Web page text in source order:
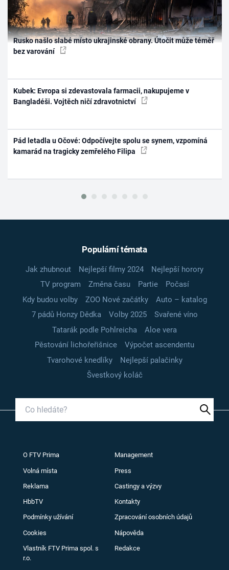
Rusko našlo slabé místo ukrajinské obrany. Útočit může téměř
bez varování
Kubek: Evropa si zdevastovala farmacii, nakupujeme v
Bangladéši. Vojtěch ničí zdravotnictví
Pád letadla u Očové: Odpočívejte spolu se synem, vzpomíná
kamarád na tragicky zemřelého Filipa
Populární témata
Jak zhubnout Nejlepší filmy 2024
Nejlepší horory
TV program
Změna času Partie
Počasí
Kdy budou volby
ZOO Nové začátky
Auto – katalog
7 pádů Honzy Dědka
Volby 2025
Svařené víno
Tatarák podle Pohlreicha
Aloe vera
Pěstování lichořeřišnice
Výpočet ascendentu
Tvarohové knedlíky
Nejlepší palačinky
Švestkový koláč
O FTV Prima Management
Volná místa Press
Reklama Castingy a výzvy
HbbTV Kontakty
Podmínky užívání Zpracování osobních údajů
Cookies Nápověda
Vlastník FTV Prima spol. s
r.o.
Redakce